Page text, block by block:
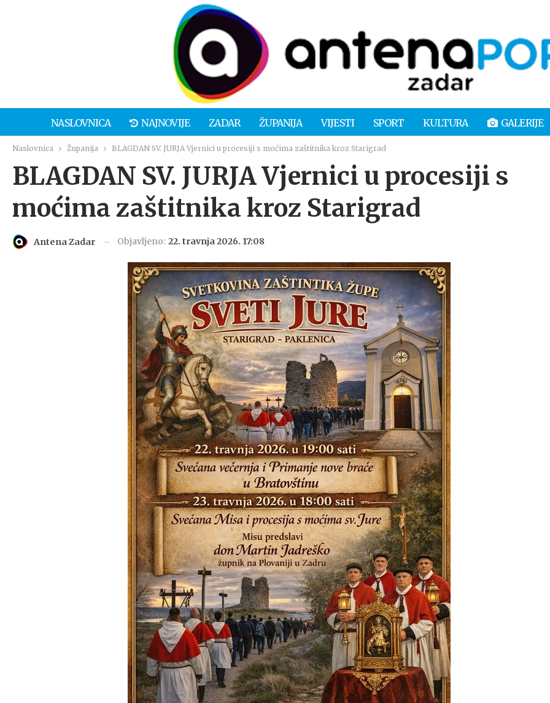
NASLOVNICA NAJNOVIJE ZADAR ŽUPANIJA VIJESTI SPORT KULTURA GALERIJE
Naslovnica Županija BLAGDAN SV. JURJA Vjernici u procesiji s moćima zaštitnika kroz Starigrad
BLAGDAN SV. JURJA Vjernici u procesiji s
moćima zaštitnika kroz Starigrad
Antena Zadar Objavljeno: 22. travnja 2026. 17:08